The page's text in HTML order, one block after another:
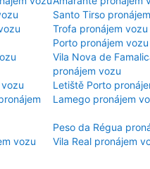
Santo Tirso
Trofa pronájem vozu
Porto pronájem vozu
Vila Nova de
pronájem vozu
Letiště Porto
Lamego pronájem
Peso da Régua
vozu
Vila Real pronájem